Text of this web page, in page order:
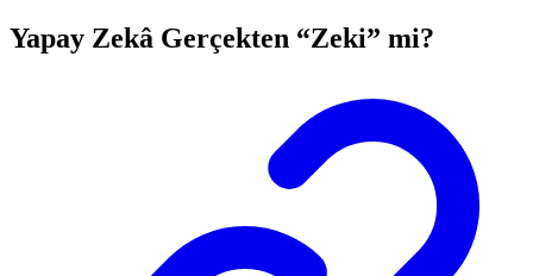
Yapay Zekâ Gerçekten “Zeki” mi?